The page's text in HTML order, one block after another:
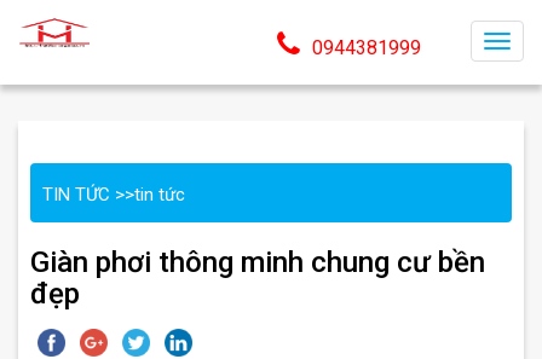
T
l
n
0944381999
TIN TỨC >>tin tức
Giàn phơi thông minh chung cư bền
đẹp